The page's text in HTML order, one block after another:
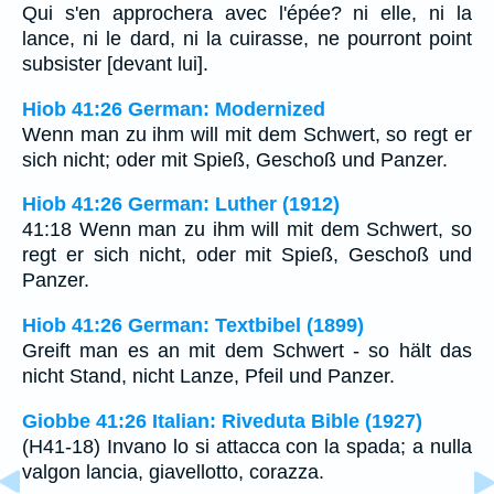
Qui s'en approchera avec l'épée? ni elle, ni la
lance, ni le dard, ni la cuirasse, ne pourront point
subsister [devant lui].
Hiob 41:26 German: Modernized
Wenn man zu ihm will mit dem Schwert, so regt er
sich nicht; oder mit Spieß, Geschoß und Panzer.
Hiob 41:26 German: Luther (1912)
41:18 Wenn man zu ihm will mit dem Schwert, so
regt er sich nicht, oder mit Spieß, Geschoß und
Panzer.
Hiob 41:26 German: Textbibel (1899)
Greift man es an mit dem Schwert - so hält das
nicht Stand, nicht Lanze, Pfeil und Panzer.
Giobbe 41:26 Italian: Riveduta Bible (1927)
(H41-18) Invano lo si attacca con la spada; a nulla
valgon lancia, giavellotto, corazza.